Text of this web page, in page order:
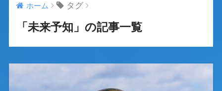
ホーム タグ
「未来予知」の記事一覧